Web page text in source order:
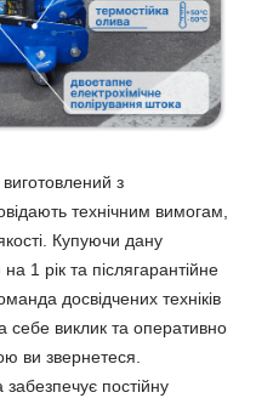
з
технічним вимогам,
Купуючи дану
1 рік та післягарантійне
досвідчених техніків
себе виклик та оперативно
ви звернетеся.
постійну